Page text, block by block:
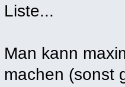
Liste...
Man kann
machen (sonst